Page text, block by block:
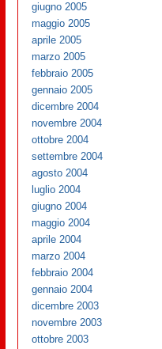
giugno 2005
maggio 2005
aprile 2005
marzo 2005
febbraio 2005
gennaio 2005
dicembre 2004
novembre 2004
ottobre 2004
settembre 2004
agosto 2004
luglio 2004
giugno 2004
maggio 2004
aprile 2004
marzo 2004
febbraio 2004
gennaio 2004
dicembre 2003
novembre 2003
ottobre 2003